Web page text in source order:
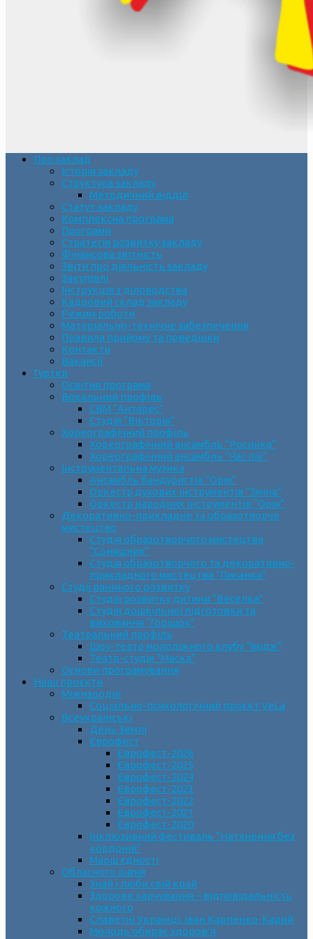
Про заклад
Історія закладу
Структура закладу
Методичний відділ
Статут закладу
Комплексна програма
Програми
Стратегія розвитку закладу
Фінансова звітність
Звіти про діяльність закладу
Закупівлі
Інструкція з діловодства
Кадровий склад закладу
Режим роботи
Матеріально-технічне забезпечення
Правила прийому та поведінки
Контакти
Вакансії
Гуртки
Освітня програма
Вокальний профіль
СВМ “Антарес”
Студія “Вікторія”
Хореографічний профіль
Хореографічний ансамбль “Росинка”
Хореографічний ансамбль “Час пік”
Інструментальна музика
Ансамбль бандуристів “Орія”
Оркестр духових інструментів “Зміна”
Оркестр народних інструментів “Орія”
Декоративно-прикладне та образотворче
мистецтво
Cтудія образотворчого мистецтва
“Соняшник”
Студія образотворчого та декоративно-
прикладного мистецтва “Писанка”
Студії раннього розвитку
Студія розвитку дитини “Веселка”
Студія дошкільної підготовки та
виховання “Горішок”
Театральний профіль
Шоу-театр молодіжного клубу “Імідж”
Театр-студія “Маска”
Основи програмування
Наші проєкти
Міжнародні
Соціально-психологічний проєкт VeLa
Всеукраїнські
День Землі
Єврофест
Єврофест-2026
Єврофест-2025
Єврофест-2024
Єврофест-2023
Єврофест-2022
Єврофест-2021
Єврофест-2020
Інклюзивний фестиваль “Натхнення без
кордонів”
Марш єдності
Обласного рівня
Знай і люби свій край
Здорове харчування – відповідальність
кожного
Славетні Українці. Іван Карпенко-Карий
Молодь обирає здоров’я